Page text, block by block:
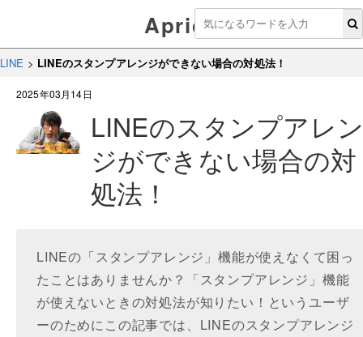
Aprico
LINE > LINEのスタンプアレンジができない場合の対処法！
2025年03月14日
LINEのスタンプアレン
ジができない場合の対
処法！
LINEの「スタンプアレンジ」機能が使えなくて困っ
たことはありませんか？「スタンプアレンジ」機能
が使えないときの対処法が知りたい！というユーザ
ーのためにこの記事では、LINEのスタンプアレンジ